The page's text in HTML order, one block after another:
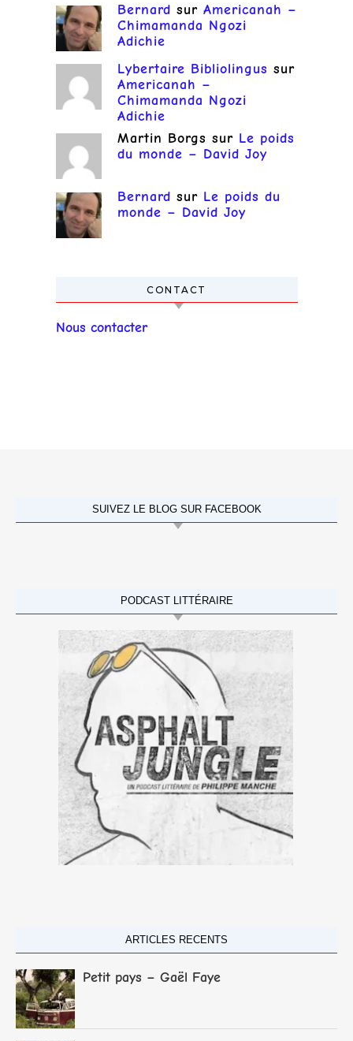
Bernard sur Americanah –
Chimamanda Ngozi
Adichie
Lybertaire Bibliolingus sur
Americanah –
Chimamanda Ngozi
Adichie
Martin Borgs sur Le poids
du monde – David Joy
Bernard sur Le poids du
monde – David Joy
CONTACT
Nous contacter
SUIVEZ LE BLOG SUR FACEBOOK
PODCAST LITTÉRAIRE
ARTICLES RECENTS
Petit pays – Gaël Faye